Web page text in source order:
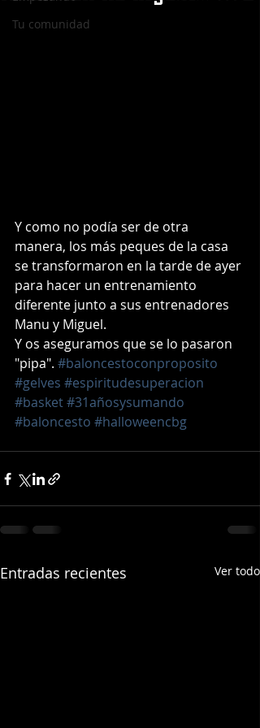
Tu comunidad
Y como no podía ser de otra
manera, los más peques de la casa
se transformaron en la tarde de ayer
para hacer un entrenamiento
diferente junto a sus entrenadores
Manu y Miguel.
Y os aseguramos que se lo pasaron
"pipa". #baloncestoconproposito
#gelves #espiritudesuperacion
#basket#31añosysumando
#baloncesto #halloweencbg
Entradas recientes Ver todo